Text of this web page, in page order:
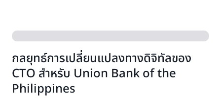
กลยุทธ์การเปลี่ยนแปลงทางดิจิทัลของ
CTO สำหรับ Union Bank of the
Philippines